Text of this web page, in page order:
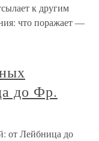
к другим
что поражает —
до Фр.
от Лейбница до